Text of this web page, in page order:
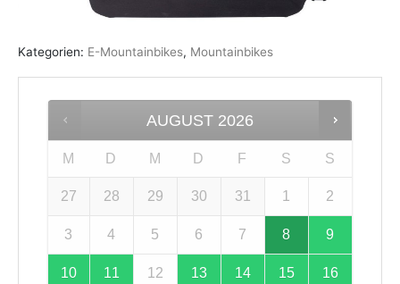
Kategorien: E-Mountainbikes, Mountainbikes
AUGUST 2026
M D M D F S S
27 28 29 30 31 1 2
3 4 5 6 7 8 9
10 11 12 13 14 15 16